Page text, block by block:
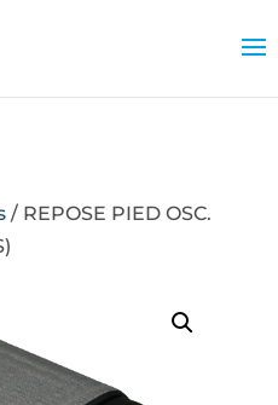
/ REPOSE PIED OSC.